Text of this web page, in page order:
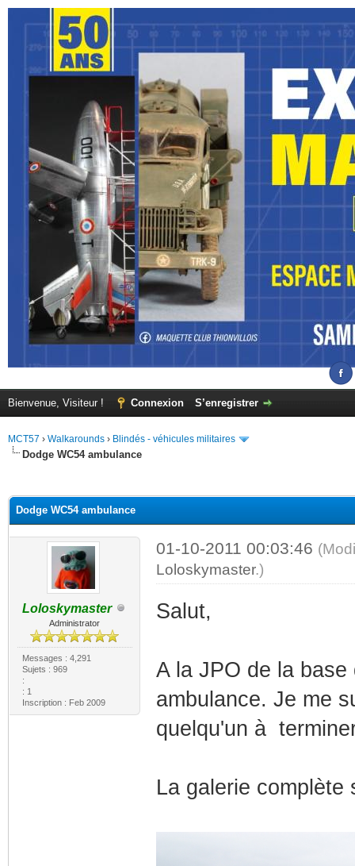
Bienvenue, Visiteur ! Connexion S’enregistrer
MCT57 › Walkarounds › Blindés - véhicules militaires
Dodge WC54 ambulance
Dodge WC54 ambulance
Loloskymaster
Administrator
Messages : 4,291
Sujets : 969
:
: 1
Inscription : Feb 2009
01-10-2011 00:03:46
Loloskymaster.)
Salut,
A la JPO de la
ambulance. Je me
quelqu'un à
La galerie